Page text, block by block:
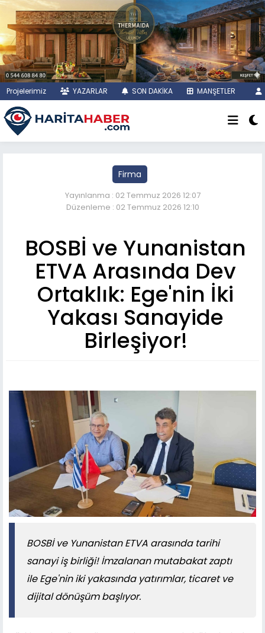
Projelerimiz YAZARLAR SON DAKİKA MANŞETLER
Firma
Yayınlanma : 02 Temmuz 2026 12:07
Düzenleme : 02 Temmuz 2026 12:10
BOSBİ ve Yunanistan
ETVA Arasında Dev
Ortaklık: Ege'nin İki
Yakası Sanayide
Birleşiyor!
BOSBİ ve Yunanistan ETVA arasında tarihi
sanayi iş birliği! İmzalanan mutabakat zaptı
ile Ege'nin iki yakasında yatırımlar, ticaret ve
dijital dönüşüm başlıyor.